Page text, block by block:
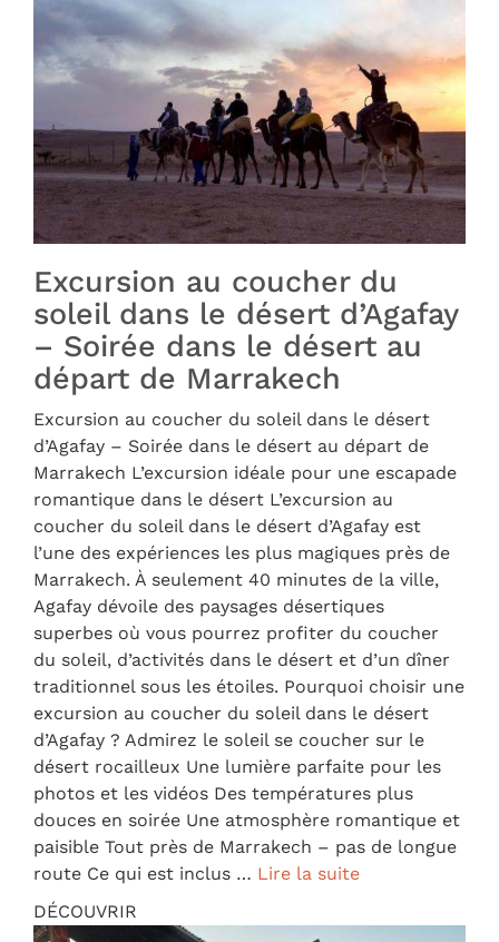
Excursion au coucher du
soleil dans le désert d’Agafay
– Soirée dans le désert au
départ de Marrakech
Excursion au coucher du soleil dans le désert
d’Agafay – Soirée dans le désert au départ de
Marrakech L’excursion idéale pour une escapade
romantique dans le désert L’excursion au
coucher du soleil dans le désert d’Agafay est
l’une des expériences les plus magiques près de
Marrakech. À seulement 40 minutes de la ville,
Agafay dévoile des paysages désertiques
superbes où vous pourrez profiter du coucher
du soleil, d’activités dans le désert et d’un dîner
traditionnel sous les étoiles. Pourquoi choisir une
excursion au coucher du soleil dans le désert
d’Agafay ? Admirez le soleil se coucher sur le
désert rocailleux Une lumière parfaite pour les
photos et les vidéos Des températures plus
douces en soirée Une atmosphère romantique et
paisible Tout près de Marrakech – pas de longue
route Ce qui est inclus … Lire la suite
DÉCOUVRIR